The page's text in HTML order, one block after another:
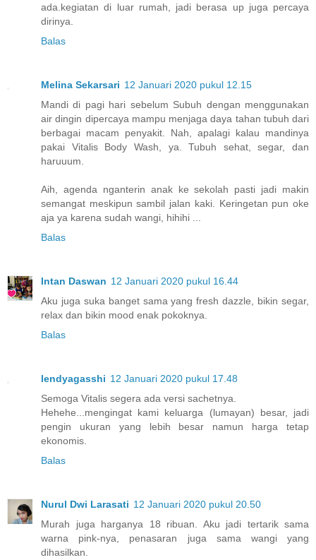
ada.kegiatan di luar rumah, jadi berasa up juga percaya
dirinya.
Balas
Melina Sekarsari 12 Januari 2020 pukul 12.15
Mandi di pagi hari sebelum Subuh dengan menggunakan
air dingin dipercaya mampu menjaga daya tahan tubuh dari
berbagai macam penyakit. Nah, apalagi kalau mandinya
pakai Vitalis Body Wash, ya. Tubuh sehat, segar, dan
haruuum.
Aih, agenda nganterin anak ke sekolah pasti jadi makin
semangat meskipun sambil jalan kaki. Keringetan pun oke
aja ya karena sudah wangi, hihihi ...
Balas
Intan Daswan 12 Januari 2020 pukul 16.44
Aku juga suka banget sama yang fresh dazzle, bikin segar,
relax dan bikin mood enak pokoknya.
Balas
lendyagasshi 12 Januari 2020 pukul 17.48
Semoga Vitalis segera ada versi sachetnya.
Hehehe...mengingat kami keluarga (lumayan) besar, jadi
pengin ukuran yang lebih besar namun harga tetap
ekonomis.
Balas
Nurul Dwi Larasati 12 Januari 2020 pukul 20.50
Murah juga harganya 18 ribuan. Aku jadi tertarik sama
warna pink-nya, penasaran juga sama wangi yang
dihasilkan.